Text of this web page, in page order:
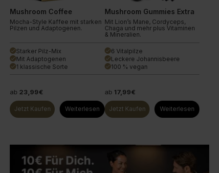
Mushroom Coffee
Mocha-Style Kaffee mit starken
Pilzen und Adaptogenen.
done Starker Pilz-Mix
done Mit Adaptogenen
done 1 klassische Sorte
ab 23,99€
Jetzt Kaufen Weiterlesen
Mushroom Gummies Extra
Mit Lion’s Mane, Cordyceps,
Chaga und mehr plus Vitaminen
& Mineralien.
done 6 Vitalpilze
done Leckere Johannisbeere
done 100 % vegan
ab 17,99€
Jetzt Kaufen Weiterlesen